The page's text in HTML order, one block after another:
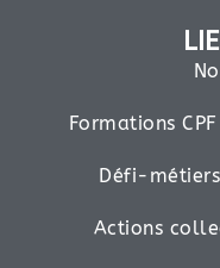
Formations
Défi-
Actions